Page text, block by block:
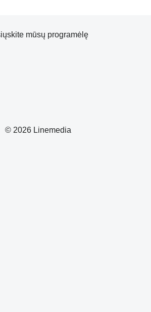
© 2026 Linemedia
mūsų programėlę